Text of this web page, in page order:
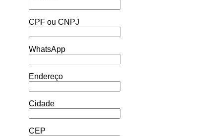
CPF ou CNPJ
WhatsApp
Endereço
Cidade
CEP